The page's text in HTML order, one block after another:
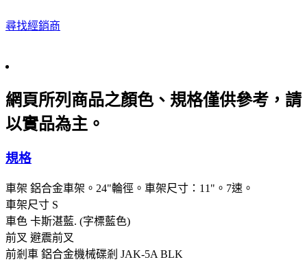
尋找經銷商
網頁所列商品之顏色、規格僅供參考，請
以實品為主。
規格
車架 鋁合金車架。24"輪徑。車架尺寸：11"。7速。
車架尺寸 S
車色 卡斯湛藍. (字標藍色)
前叉 避震前叉
前剎車 鋁合金機械碟剎 JAK-5A BLK